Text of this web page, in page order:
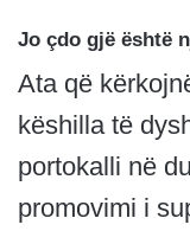
Jo çdo gjë është
Ata që
këshilla të
portokalli në
promovimi i